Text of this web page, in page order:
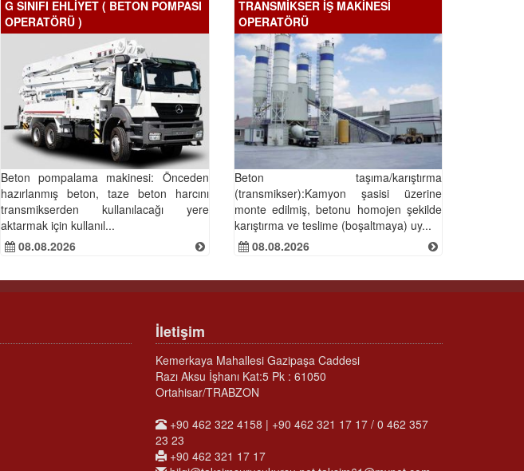
G SINIFI EHLİYET ( BETON POMPASI
OPERATÖRÜ )
Beton pompalama makinesi: Önceden
hazırlanmış beton, taze beton harcını
transmikserden kullanılacağı yere
aktarmak için kullanıl...
08.08.2026
TRANSMİKSER İŞ MAKİNESİ
OPERATÖRÜ
Beton taşıma/karıştırma
(transmikser):Kamyon şasisi üzerine
monte edilmiş, betonu homojen şekilde
karıştırma ve teslime (boşaltmaya) uy...
08.08.2026
İletişim
Kemerkaya Mahallesi Gazipaşa Caddesi
Razı Aksu İşhanı Kat:5 Pk : 61050
Ortahisar/TRABZON
+90 462 322 4158 | +90 462 321 17 17 / 0 462 357
23 23
+90 462 321 17 17